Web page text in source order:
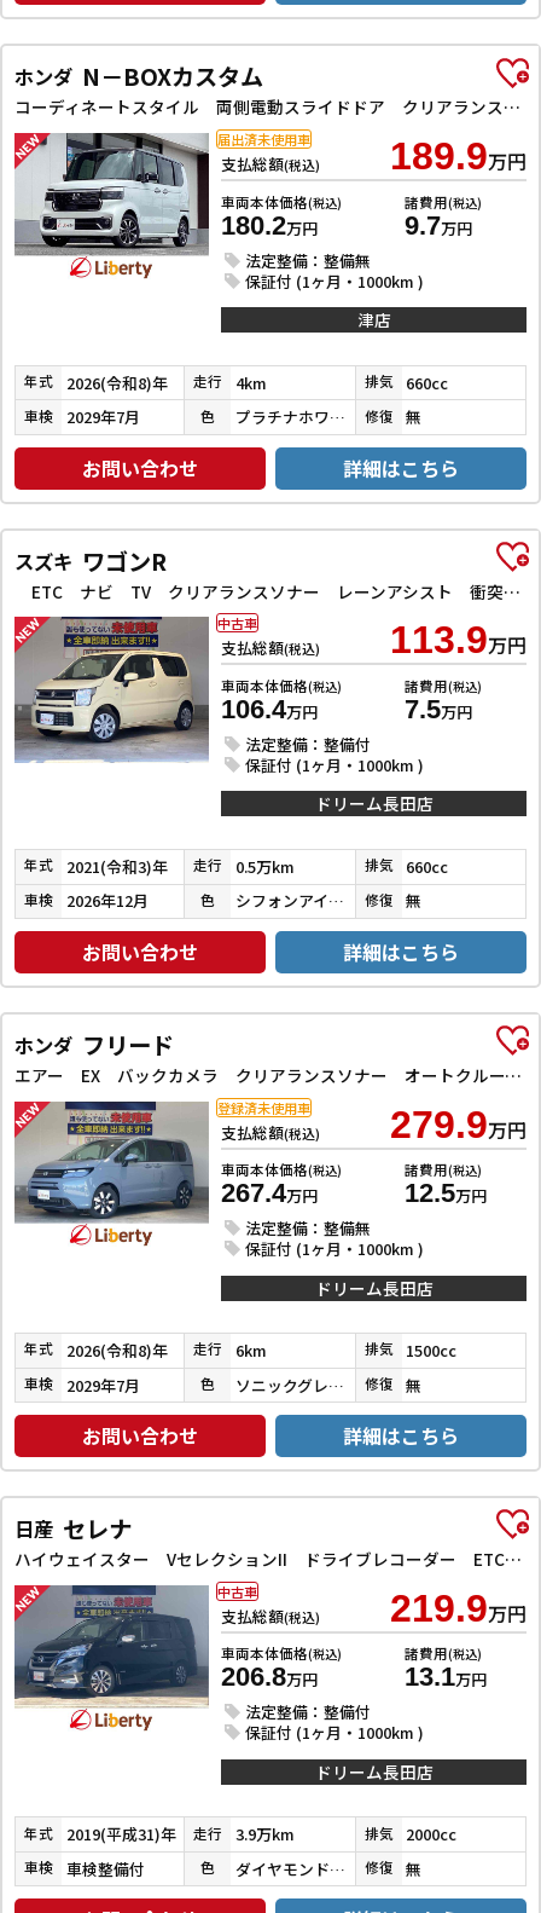
ホンダ N－BOXカスタム
コーディネートスタイル 両側電動スライドドア クリアランスソナー オートクルーズコントロール レーンアシスト オートライト スマートキー アイドリングストップ 電動格納ミラー ベンチシート CVT ESC
支払総額(税込) 189.9万円
車両本体価格(税込)
180.2万円
諸費用(税込)
9.7万円
法定整備：整備無
保証付 (1ヶ月・1000km )
届出済未使用車
津店
年式 2026(令和8)年 走行 4km 排気 660cc
車検 2029年7月 色 プラチナホワイトパール 修復 無
お問い合わせ 詳細はこちら
スズキ ワゴンR
ETC ナビ TV クリアランスソナー レーンアシスト 衝突被害軽減システム オートライト スマートキー アイドリングストップ 電動格納ミラー シートヒーター ベンチシート CVT ESC CD
支払総額(税込) 113.9万円
車両本体価格(税込)
106.4万円
諸費用(税込)
7.5万円
法定整備：整備付
保証付 (1ヶ月・1000km )
中古車
ドリーム長田店
年式 2021(令和3)年 走行 0.5万km 排気 660cc
車検 2026年12月 色 シフォンアイボリーメタリック 修復 無
お問い合わせ 詳細はこちら
ホンダ フリード
エアー EX バックカメラ クリアランスソナー オートクルーズコントロール レーンアシスト 衝突被害軽減システム 両側電動スライドドア オートライト LEDヘッドランプ スマートキー 電動格納ミラー シートヒーター
支払総額(税込) 279.9万円
車両本体価格(税込)
267.4万円
諸費用(税込)
12.5万円
法定整備：整備無
保証付 (1ヶ月・1000km )
登録済未使用車
ドリーム長田店
年式 2026(令和8)年 走行 6km 排気 1500cc
車検 2029年7月 色 ソニックグレーパール 修復 無
お問い合わせ 詳細はこちら
日産 セレナ
ハイウェイスター VセレクションII ドライブレコーダー ETC 全周囲カメラ ナビ TV クリアランスソナー オートクルーズコントロール パークアシスト 衝突被害軽減システム 両側電動スライドドア オートライト LEDヘッドランプ
支払総額(税込) 219.9万円
車両本体価格(税込)
206.8万円
諸費用(税込)
13.1万円
法定整備：整備付
保証付 (1ヶ月・1000km )
中古車
ドリーム長田店
年式 2019(平成31)年 走行 3.9万km 排気 2000cc
車検 車検整備付 色 ダイヤモンドブラックパール 修復 無